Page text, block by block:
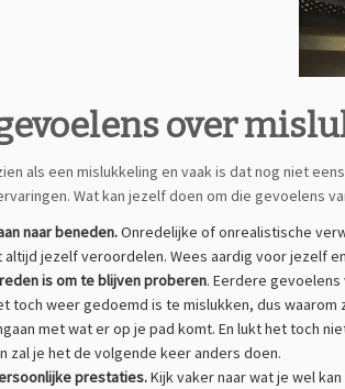
over
als een mislukkeling en vaak is dat nog niet
Wat kan jezelf doen om die gevoelens
naar beneden.Onredelijke of onrealistische
jezelf veroordelen. Wees aardig voor jezelf
is om te blijven proberen. Eerdere
toch weer gedoemd is te mislukken, dus
met wat er op je pad komt. En lukt het toch
zal je het de volgende keer anders doen.
prestaties.Kijk vaker naar wat je wel